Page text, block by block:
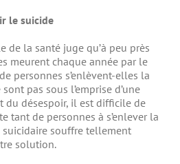
le suicide
de la santé juge qu’à peu près
meurent chaque année par le
personnes s’enlèvent-elles la
pas sous l’emprise d’une
du désespoir, il est difficile de
tant de personnes à s’enlever la
suicidaire souffre tellement
solution.